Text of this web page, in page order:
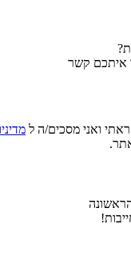
איתכם קשר
ואני מסכים/ה ל